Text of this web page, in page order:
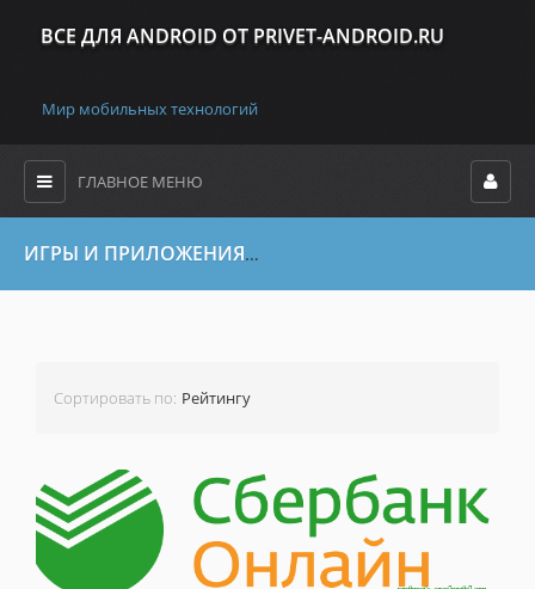
ВСЕ ДЛЯ ANDROID ОТ PRIVET-ANDROID.RU
Мир мобильных технологий
ГЛАВНОЕ МЕНЮ
ИГРЫ И ПРИЛОЖЕНИЯ
Сортировать по: Рейтингу